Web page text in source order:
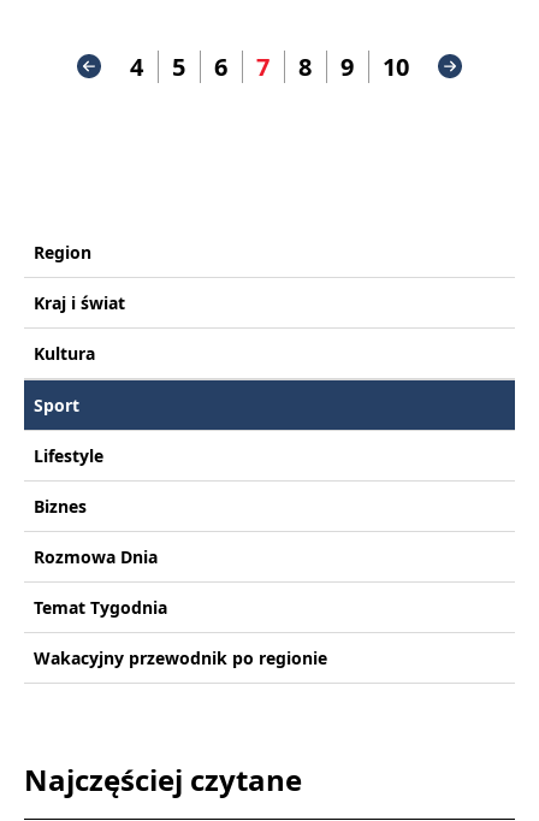
4 5 6 7 8 9 10
Region
Kraj i świat
Kultura
Sport
Lifestyle
Biznes
Rozmowa Dnia
Temat Tygodnia
Wakacyjny przewodnik po regionie
Najczęściej czytane